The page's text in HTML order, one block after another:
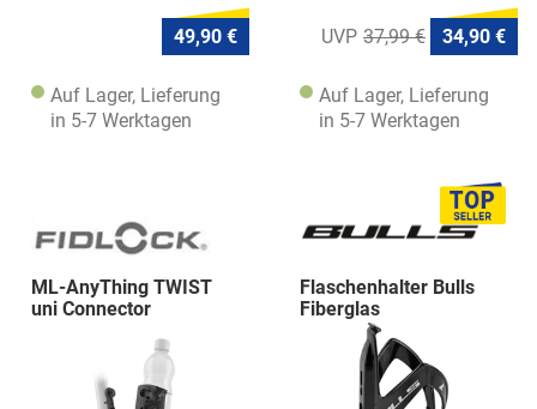
49,90 €
Auf Lager, Lieferung
in 5-7 Werktagen
37,99 € 34,90 €
Auf Lager, Lieferung
in 5-7 Werktagen
ML-AnyThing TWIST
uni Connector
Flaschenhalter Bulls
Fiberglas